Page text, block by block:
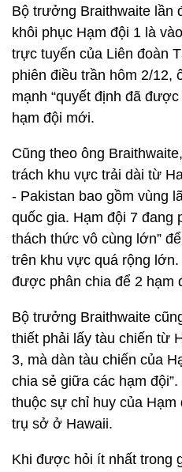
Bộ trưởng Braithwaite lần
khôi phục Hạm đội 1 là
trực tuyến của Liên đoàn
phiên điều trần hôm 2/12,
mạnh “quyết định đã
hạm đội mới.
Cũng theo ông
trách khu vực trải dài từ
- Pakistan bao gồm vùng
quốc gia. Hạm đội 7 đang
thách thức vô cùng lớn”
trên khu vực quá rộng
được phân chia để 2 hạm
Bộ trưởng Braithwaite
thiết phải lấy tàu chiến từ
3, mà dàn tàu chiến của
chia sẻ giữa các hạm
thuộc sự chỉ huy của
trụ sở ở Hawaii.
Khi được hỏi ít nhất trong